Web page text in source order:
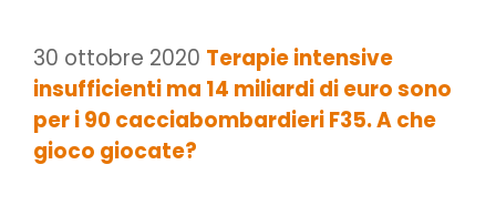
30 ottobre 2020 Terapie intensive
insufficienti ma 14 miliardi di euro sono
per i 90 cacciabombardieri F35. A che
gioco giocate?